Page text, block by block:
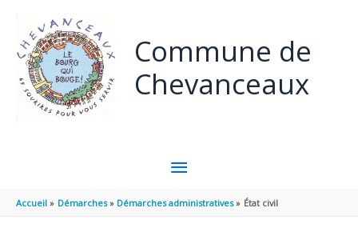
Commune de
Chevanceaux
MENU
PRINCIPAL
Accueil Démarches Démarches administratives État civil